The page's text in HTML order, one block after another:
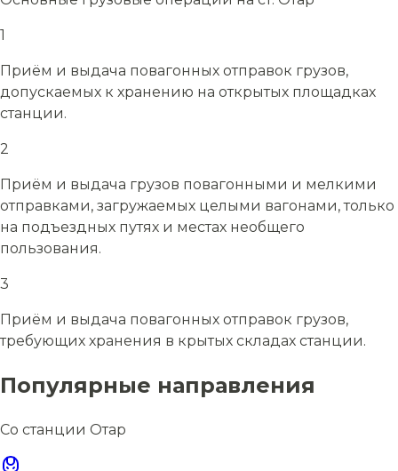
1
Приём и выдача повагонных отправок грузов,
допускаемых к хранению на открытых площадках
станции.
2
Приём и выдача грузов повагонными и мелкими
отправками, загружаемых целыми вагонами, только
на подъездных путях и местах необщего
пользования.
3
Приём и выдача повагонных отправок грузов,
требующих хранения в крытых складах станции.
Популярные направления
Со станции Отар